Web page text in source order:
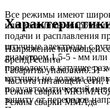
Все режимы имеют
или величины
подачи и расплавления
штучные электроды с
диаметром 1,5-5 - мм
проволоку в катушке
катушки не должна
полуавтоматический
защиту от перепадов
Напряжение питающей
БрендРесанта
Габариты упаковки0.51
Частота питающей сети,
Режим сварки MIG/MAG
Режим сварки MMAда